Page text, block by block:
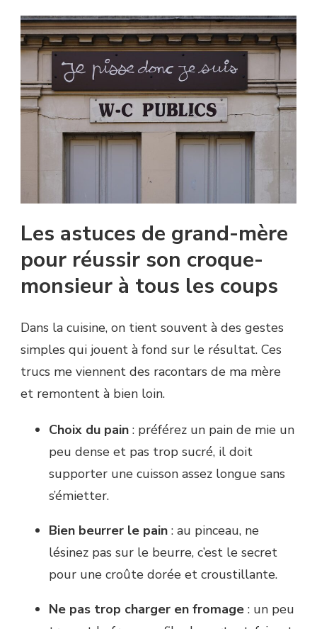
Les astuces de grand-mère
pour réussir son croque-
monsieur à tous les coups
Dans la cuisine, on tient souvent à des gestes
simples qui jouent à fond sur le résultat. Ces
trucs me viennent des racontars de ma mère
et remontent à bien loin.
Choix du pain : préférez un pain de mie un
peu dense et pas trop sucré, il doit
supporter une cuisson assez longue sans
s’émietter.
Bien beurrer le pain : au pinceau, ne
lésinez pas sur le beurre, c’est le secret
pour une croûte dorée et croustillante.
Ne pas trop charger en fromage : un peu